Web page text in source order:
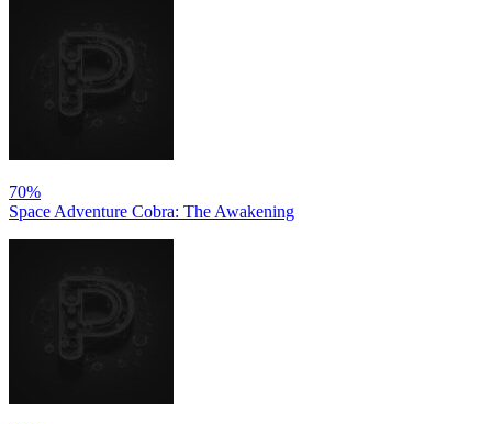
70%
Space Adventure Cobra: The Awakening